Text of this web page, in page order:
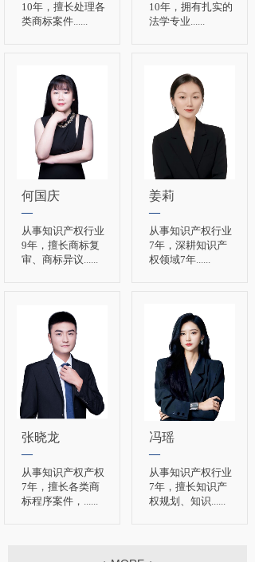
10年，擅长处理各
类商标案件......
10年，拥有扎实的
法学专业......
何国庆
—
从事知识产权行业
9年，擅长商标复
审、商标异议......
姜莉
—
从事知识产权行业
7年，深耕知识产
权领域7年......
张晓龙
—
从事知识产权产权
7年，擅长各类商
标程序案件， ......
冯瑶
—
从事知识产权行业
7年，擅长知识产
权规划、知识......